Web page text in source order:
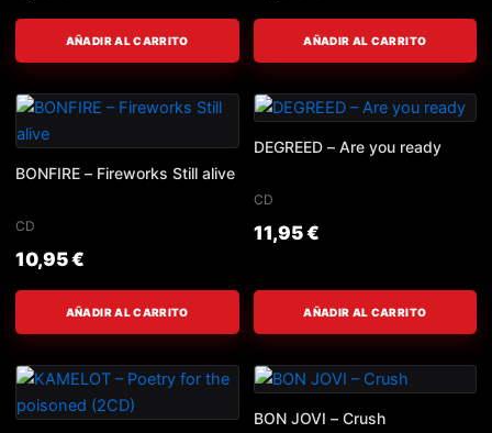
AÑADIR AL CARRITO AÑADIR AL CARRITO
BONFIRE – Fireworks Still alive
CD
10,95€
AÑADIR AL CARRITO
DEGREED – Are you ready
CD
11,95€
AÑADIR AL CARRITO
BON JOVI – Crush